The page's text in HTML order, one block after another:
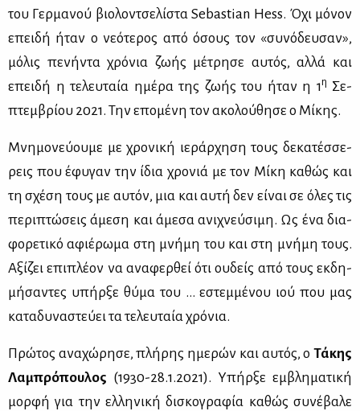
του Γερ­μα­νού βιο­λον­τσε­λί­στα Sebastian Hess. Όχι μό­νον
επει­δή ήταν ο νε­ό­τε­ρος από όσους τον «συ­νό­δευ­σαν»,
μό­λις πε­νή­ντα χρό­νια ζω­ής μέ­τρη­σε αυ­τός, αλ­λά και
επει­δή η τε­λευ­ταία ημέ­ρα της ζω­ής του ήταν η 1η Σε­
πτεμ­βρί­ου 2021. Την επο­μέ­νη τον ακο­λού­θη­σε ο Μί­κης.
Μνη­μο­νεύ­ου­με με χρο­νι­κή ιε­ράρ­χη­ση τους δε­κα­τέσ­σε­
ρεις που έφυ­γαν την ίδια χρο­νιά με τον Μί­κη κα­θώς και
τη σχέ­ση τους με αυ­τόν, μια και αυ­τή δεν εί­ναι σε όλες τις
πε­ρι­πτώ­σεις άμε­ση και άμε­σα ανι­χνεύ­σι­μη. Ως ένα δια­
φο­ρε­τι­κό αφιέ­ρω­μα στη μνή­μη του και στη μνή­μη τους.
Αξί­ζει επι­πλέ­ον να ανα­φερ­θεί ότι ου­δείς από τους εκ­δη­
μή­σα­ντες υπήρ­ξε θύ­μα του ... εστεμ­μέ­νου ιού που μας
κα­τα­δυ­να­στεύ­ει τα τε­λευ­ταία χρό­νια.
Πρώ­τος ανα­χώ­ρη­σε, πλή­ρης ημε­ρών και αυ­τός, ο Τά­κης
Λα­μπρό­που­λος (1930-28.1.2021). Υπήρ­ξε εμ­βλη­μα­τι­κή
μορ­φή για την ελ­λη­νι­κή δι­σκο­γρα­φία κα­θώς συ­νέ­βα­λε